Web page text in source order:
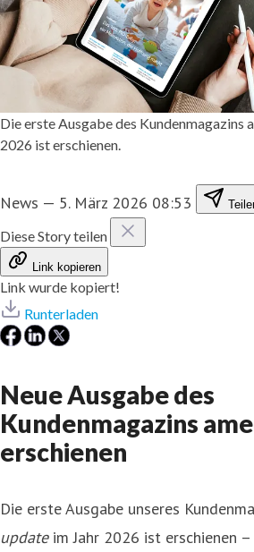
Die erste Ausgabe des Kundenmagazins
2026 ist erschienen.
News — 5. März 2026 08:53
Diese Story teilen
Link kopieren
Link wurde kopiert!
Runterladen
Neue Ausgabe des
Kundenmagazins
erschienen
Die erste Ausgabe unseres
update im Jahr 2026 ist erschienen